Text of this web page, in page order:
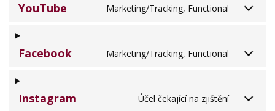
YouTube Marketing/Tracking, Functional
Facebook Marketing/Tracking, Functional
Instagram Účel čekající na zjištění